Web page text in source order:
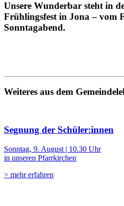
Unsere Wunderbar steht in
Frühlingsfest in Jona – vom
Sonntagabend.
Weiteres aus dem
Segnung der Schüler:innen
Sonntag, 9. August | 10.30 Uhr
in unseren Pfarrkirchen
> mehr erfahren